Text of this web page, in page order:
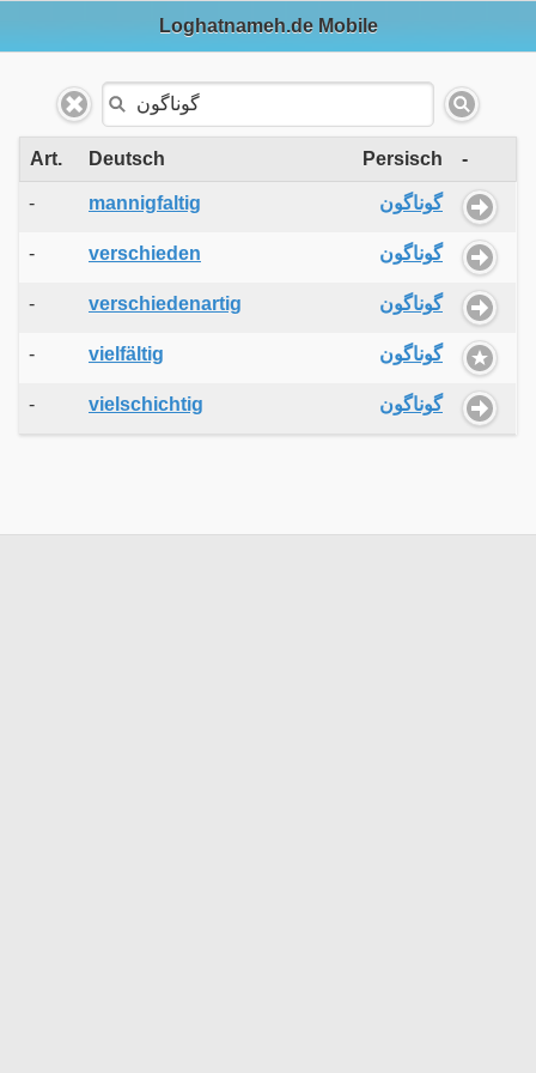
Loghatnameh.de Mobile
Art. Deutsch Persisch -
- mannigfaltig گوناگون
- verschieden گوناگون
- verschiedenartig گوناگون
- vielfältig گوناگون
- vielschichtig گوناگون